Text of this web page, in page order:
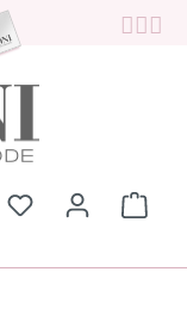
Du hast 0